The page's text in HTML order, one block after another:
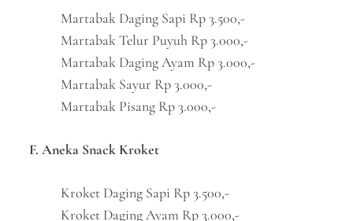
Martabak Daging Sapi Rp 3.500,-
Martabak Telur Puyuh Rp 3.000,-
Martabak Daging Ayam Rp 3.000,-
Martabak Sayur Rp 3.000,-
Martabak Pisang Rp 3.000,-
F. Aneka Snack Kroket
Kroket Daging Sapi Rp 3.500,-
Kroket Daging Ayam Rp 3.000,-